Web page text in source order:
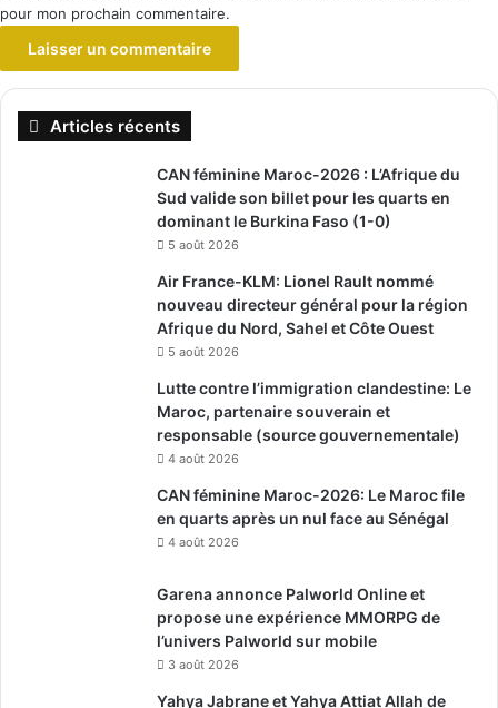
pour mon prochain commentaire.
Articles récents
CAN féminine Maroc-2026 : L’Afrique du
Sud valide son billet pour les quarts en
dominant le Burkina Faso (1-0)
5 août 2026
Air France-KLM: Lionel Rault nommé
nouveau directeur général pour la région
Afrique du Nord, Sahel et Côte Ouest
5 août 2026
Lutte contre l’immigration clandestine: Le
Maroc, partenaire souverain et
responsable (source gouvernementale)
4 août 2026
CAN féminine Maroc-2026: Le Maroc file
en quarts après un nul face au Sénégal
4 août 2026
Garena annonce Palworld Online et
propose une expérience MMORPG de
l’univers Palworld sur mobile
3 août 2026
Yahya Jabrane et Yahya Attiat Allah de